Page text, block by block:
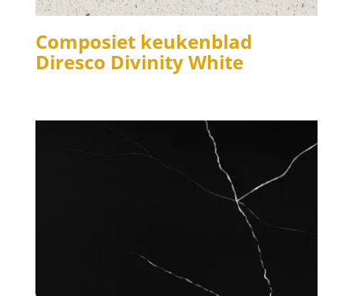
Composiet keukenblad
Diresco Divinity White